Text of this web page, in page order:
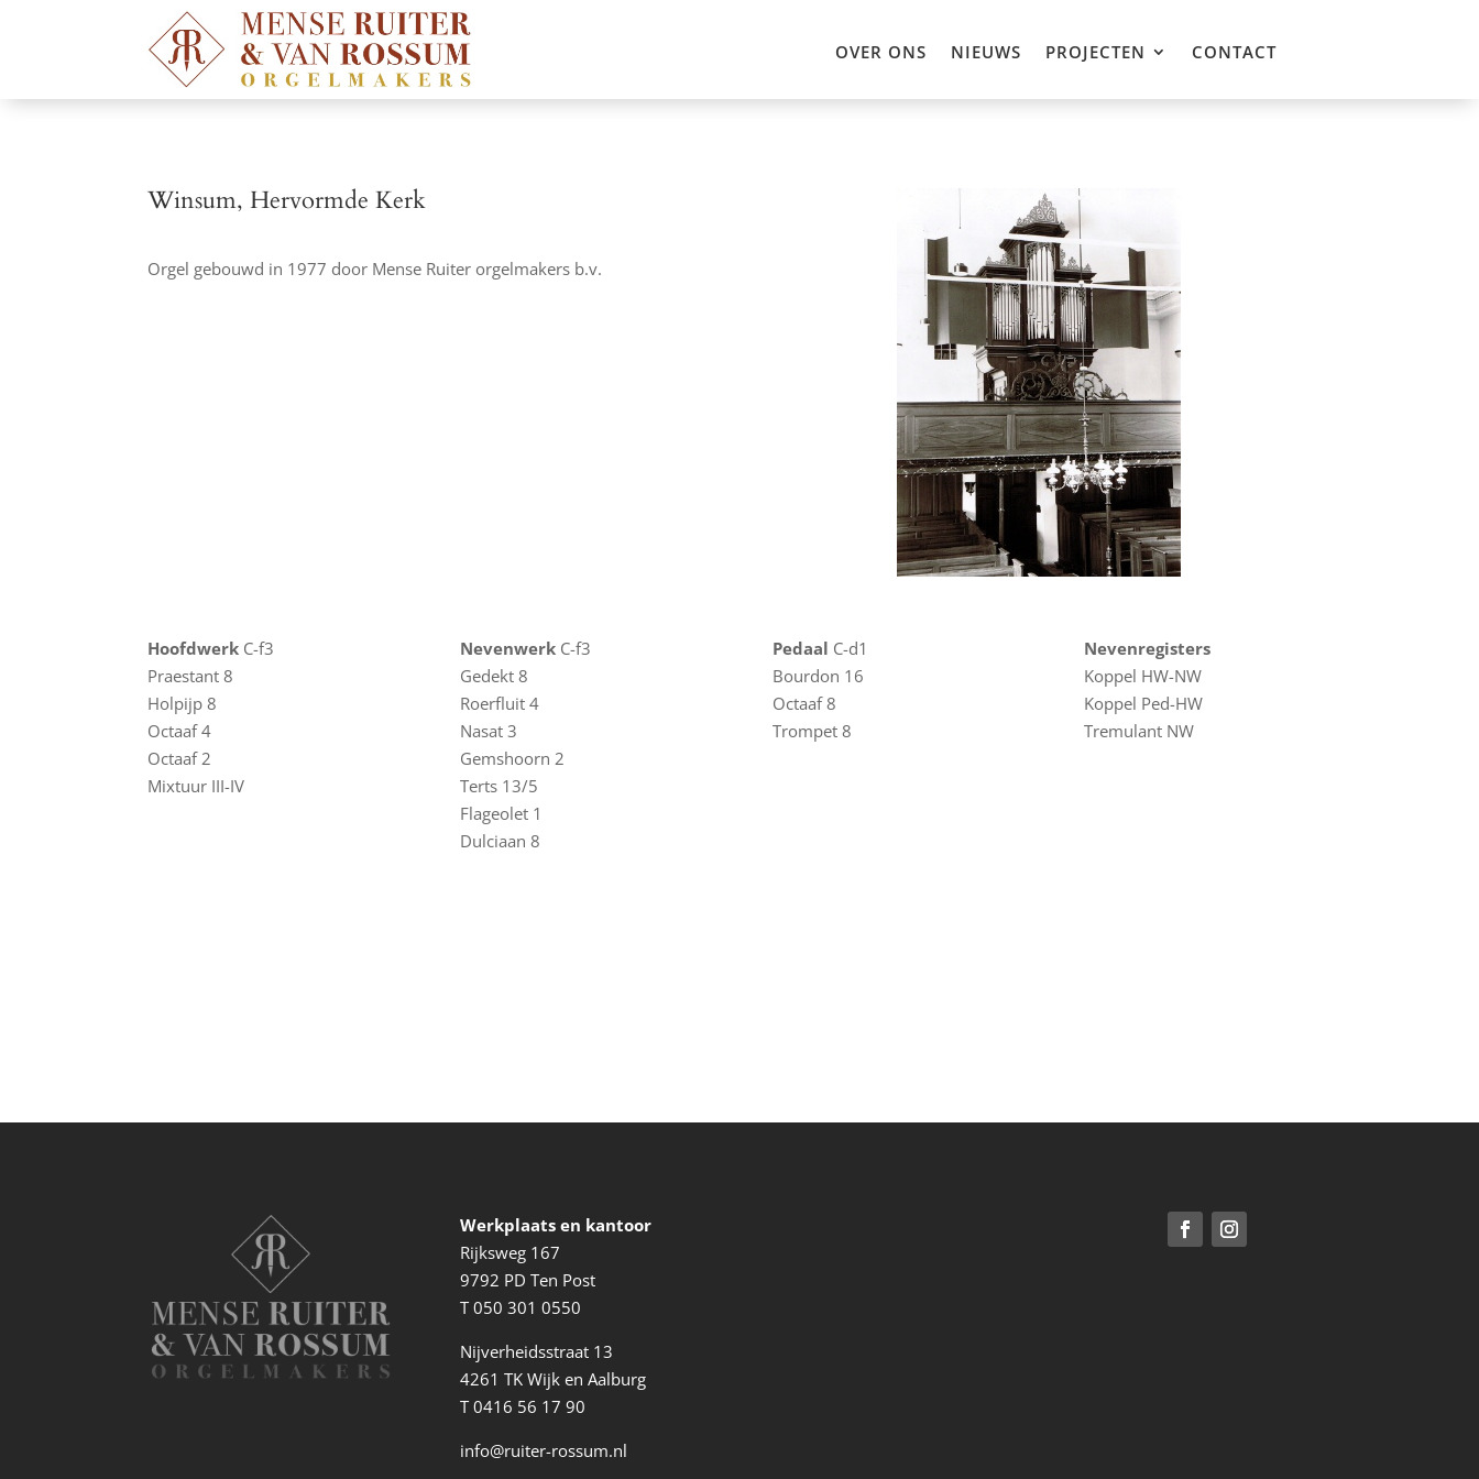
OVER ONS NIEUWS PROJECTEN CONTACT
Winsum, Hervormde Kerk
Orgel gebouwd in 1977 door Mense Ruiter orgelmakers b.v.
Hoofdwerk C-f3
Praestant 8
Holpijp 8
Octaaf 4
Octaaf 2
Mixtuur III-IV
Nevenwerk C-f3
Gedekt 8
Roerfluit 4
Nasat 3
Gemshoorn 2
Terts 13/5
Flageolet 1
Dulciaan 8
Pedaal C-d1
Bourdon 16
Octaaf 8
Trompet 8
Nevenregisters
Koppel HW-NW
Koppel Ped-HW
Tremulant NW
Werkplaats en kantoor
Rijksweg 167
9792 PD Ten Post
T 050 301 0550
Nijverheidsstraat 13
4261 TK Wijk en Aalburg
T 0416 56 17 90
info@ruiter-rossum.nl